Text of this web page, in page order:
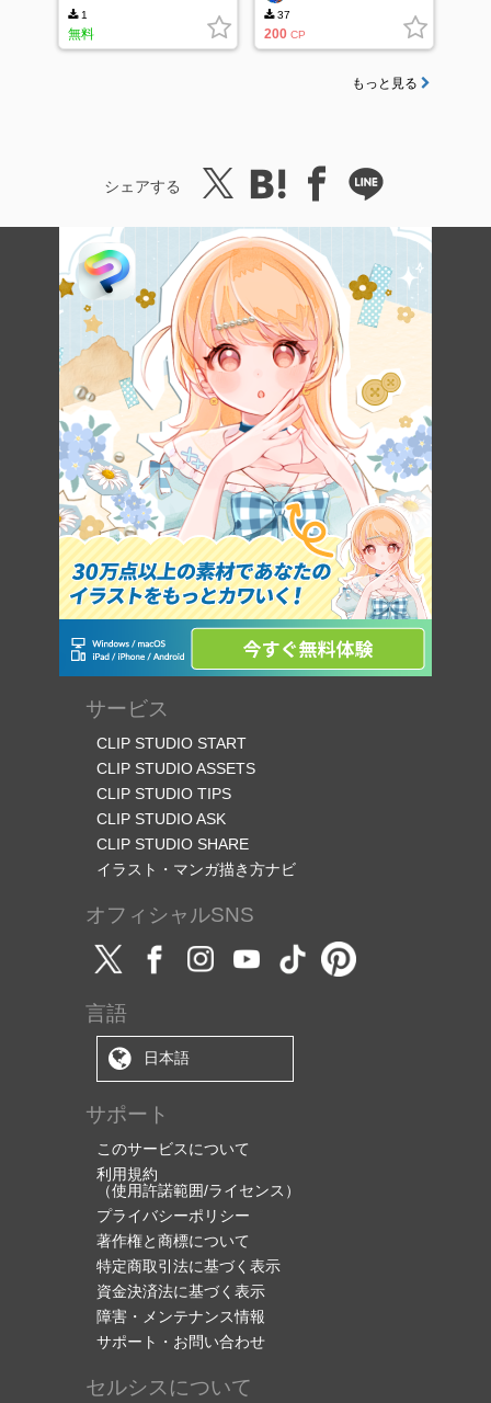
1
無料
37
200 CP
もっと見る
シェアする
サービス
CLIP STUDIO START
CLIP STUDIO ASSETS
CLIP STUDIO TIPS
CLIP STUDIO ASK
CLIP STUDIO SHARE
イラスト・マンガ描き方ナビ
オフィシャルSNS
言語
日本語
サポート
このサービスについて
利用規約
（使用許諾範囲/ライセンス）
プライバシーポリシー
著作権と商標について
特定商取引法に基づく表示
資金決済法に基づく表示
障害・メンテナンス情報
サポート・お問い合わせ
セルシスについて